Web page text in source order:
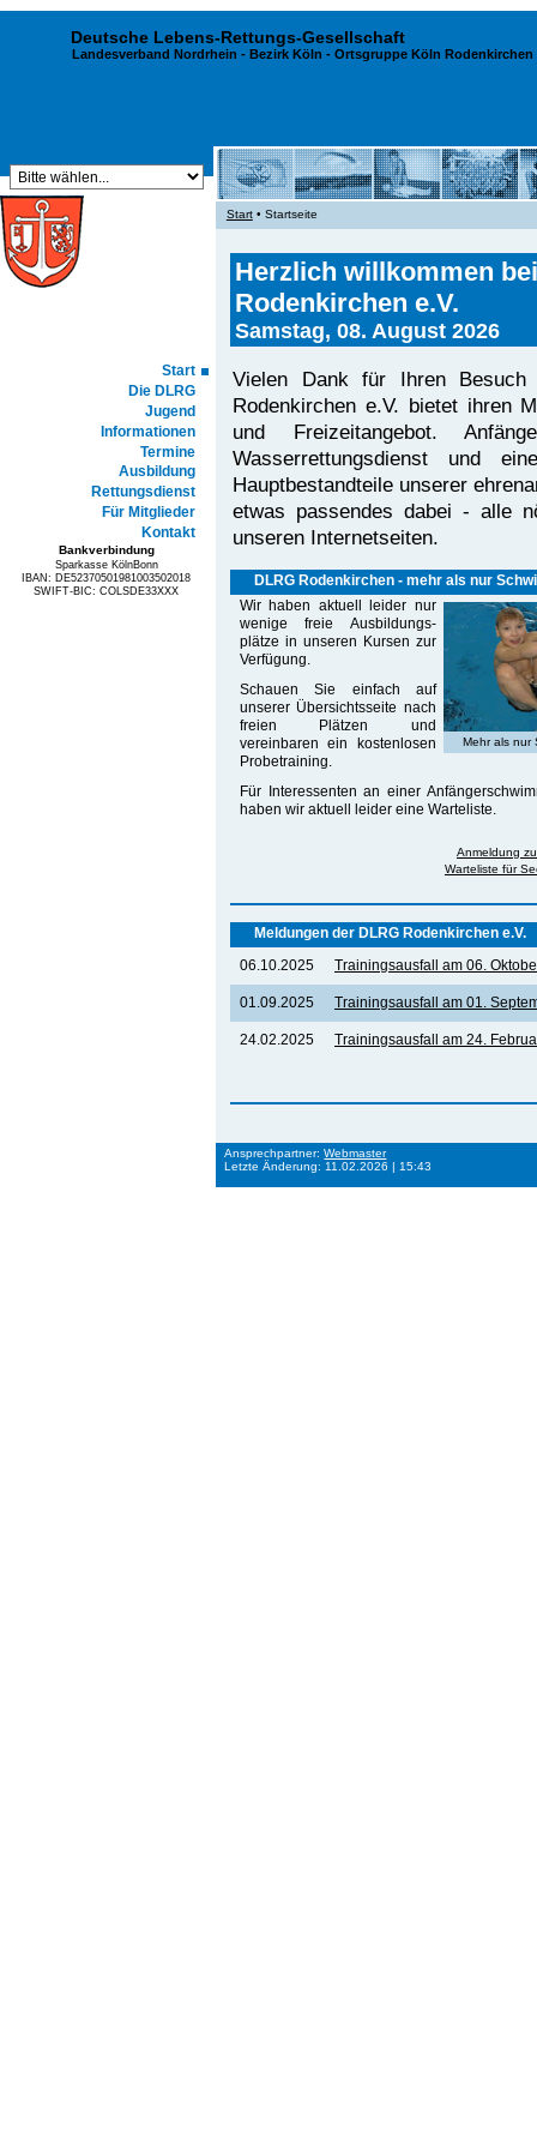
Deutsche Lebens-Rettungs-Gesellschaft
Landesverband Nordrhein - Bezirk Köln - Ortsgruppe Köln Rodenkirchen
Start
Die DLRG
Jugend
Informationen
Termine
Ausbildung
Rettungsdienst
Für Mitglieder
Kontakt
Bankverbindung
Sparkasse KölnBonn
IBAN: DE52370501981003502018
SWIFT-BIC: COLSDE33XXX
Start• Startseite
Herzlich willkommen
Rodenkirchen e.V.
Samstag, 08. August 2026
Vielen Dank für Ihren Besuch
Rodenkirchen e.V. bietet ihren
und Freizeitangebot.
Wasserrettungsdienst und
Hauptbestandteile unserer
etwas passendes dabei - alle
unseren Internetseiten.
DLRG Rodenkirchen - mehr als nur
Mehr als nur
Wir haben aktuell leider nur
wenige freie Ausbildungs­
plätze in unseren Kursen zur
Verfügung.
Schauen Sie einfach auf
unserer Übersichtsseite nach
freien Plätzen und
vereinbaren ein kostenlosen
Probetraining.
Für Interessenten an einer
haben wir aktuell leider eine Warteliste.
Anmeldung
Warteliste für
Meldungen der DLRG Rodenkirchen e.V.
06.10.2025
Trainingsausfall am 06.
01.09.2025 Trainingsausfall am 01.
24.02.2025 Trainingsausfall am 24.
Ansprechpartner:Webmaster
Letzte Änderung: 11.02.2026 | 15:43